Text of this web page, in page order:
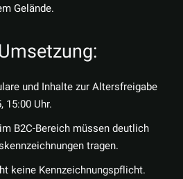
Gelände.
und Inhalte zur Altersfreigabe
15:00 Uhr.
B2C-Bereich müssen deutlich
tragen.
keine Kennzeichnungspflicht.